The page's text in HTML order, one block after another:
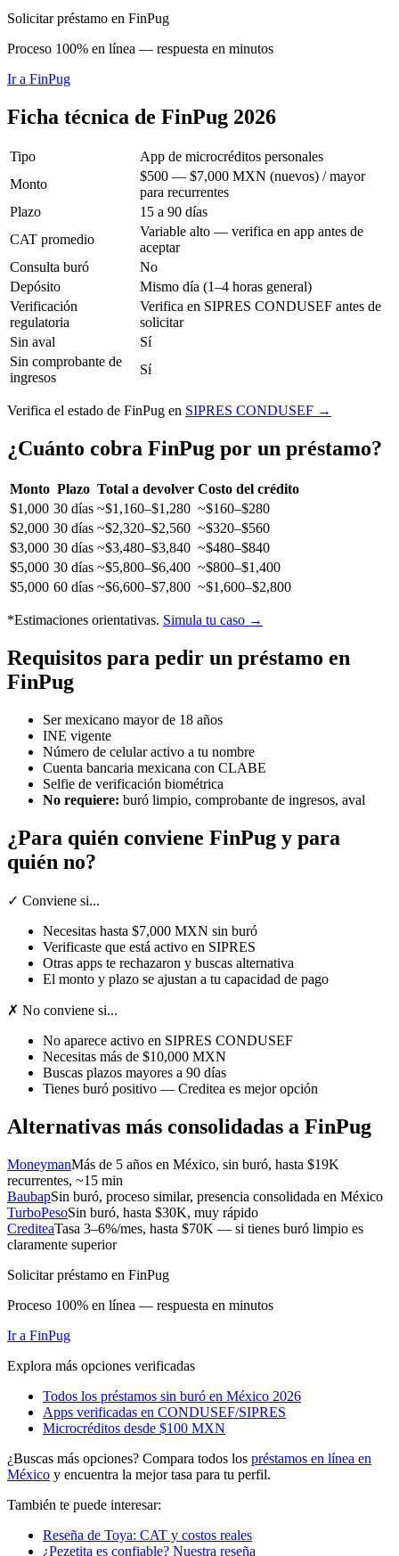
Solicitar préstamo en FinPug
Proceso 100% en línea — respuesta en minutos
Ir a FinPug
Ficha técnica de FinPug 2026
Tipo
App de microcréditos personales
Monto
$500 — $7,000 MXN (nuevos) / mayor
para recurrentes
Plazo
15 a 90 días
CAT promedio
Variable alto — verifica en app antes de
aceptar
Consulta buró
No
Depósito
Mismo día (1–4 horas general)
Verificación
regulatoria
Verifica en SIPRES CONDUSEF antes de
solicitar
Sin aval
Sí
Sin comprobante de
ingresos
Sí
Verifica el estado de FinPug en SIPRES CONDUSEF →
¿Cuánto cobra FinPug por un préstamo?
Monto Plazo Total a devolver Costo del crédito
$1,000 30 días ~$1,160–$1,280 ~$160–$280
$2,000 30 días ~$2,320–$2,560 ~$320–$560
$3,000 30 días ~$3,480–$3,840 ~$480–$840
$5,000 30 días ~$5,800–$6,400 ~$800–$1,400
$5,000 60 días ~$6,600–$7,800 ~$1,600–$2,800
*Estimaciones orientativas. Simula tu caso →
Requisitos para pedir un préstamo en
FinPug
Ser mexicano mayor de 18 años
INE vigente
Número de celular activo a tu nombre
Cuenta bancaria mexicana con CLABE
Selfie de verificación biométrica
No requiere: buró limpio, comprobante de ingresos, aval
¿Para quién conviene FinPug y para
quién no?
✓ Conviene si...
Necesitas hasta $7,000 MXN sin buró
Verificaste que está activo en SIPRES
Otras apps te rechazaron y buscas alternativa
El monto y plazo se ajustan a tu capacidad de pago
✗ No conviene si...
No aparece activo en SIPRES CONDUSEF
Necesitas más de $10,000 MXN
Buscas plazos mayores a 90 días
Tienes buró positivo — Creditea es mejor opción
Alternativas más consolidadas a FinPug
MoneymanMás de 5 años en México, sin buró, hasta $19K
recurrentes, ~15 min
BaubapSin buró, proceso similar, presencia consolidada en México
TurboPesoSin buró, hasta $30K, muy rápido
CrediteaTasa 3–6%/mes, hasta $70K — si tienes buró limpio es
claramente superior
Solicitar préstamo en FinPug
Proceso 100% en línea — respuesta en minutos
Ir a FinPug
Explora más opciones verificadas
Todos los préstamos sin buró en México 2026
Apps verificadas en CONDUSEF/SIPRES
Microcréditos desde $100 MXN
¿Buscas más opciones? Compara todos los préstamos en línea en
México y encuentra la mejor tasa para tu perfil.
También te puede interesar:
Reseña de Toya: CAT y costos reales
¿Pezetita es confiable? Nuestra reseña